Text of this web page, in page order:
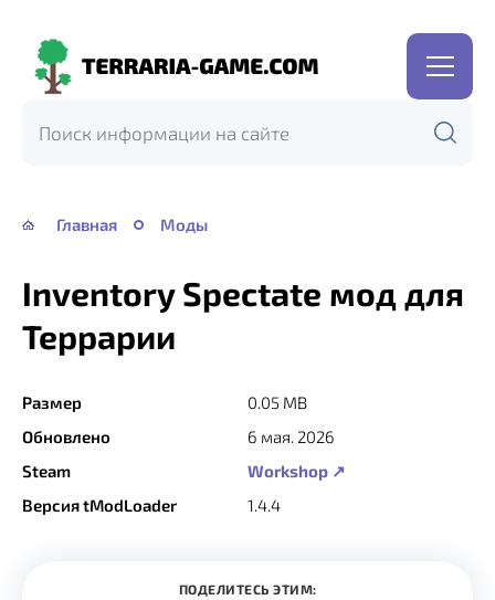
Terraria-
Главная Моды
Inventory Spectate мод для
Террарии
Размер
0.05 MB
Обновлено
6 мая. 2026
Steam
Workshop ↗
Версия tModLoader
1.4.4
ПОДЕЛИТЕСЬ ЭТИМ: